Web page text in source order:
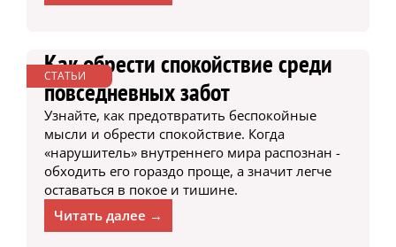
СТАТЬИ
Как обрести спокойствие среди
повседневных забот
Узнайте, как предотвратить беспокойные
мысли и обрести спокойствие. Когда
«нарушитель» внутреннего мира распознан -
обходить его гораздо проще, а значит легче
оставаться в покое и тишине.
Читать далее →